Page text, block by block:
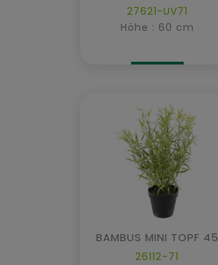
27621-UV71
Höhe : 60 cm
BAMBUS MINI TOPF 45
26112-71